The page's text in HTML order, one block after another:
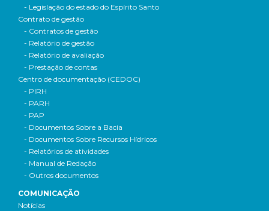
- Legislação do estado do Espírito Santo
Contrato de gestão
- Contratos de gestão
- Relatório de gestão
- Relatório de avaliação
- Prestação de contas
Centro de documentação (CEDOC)
- PIRH
- PARH
- PAP
- Documentos Sobre a Bacia
- Documentos Sobre Recursos Hídricos
- Relatórios de atividades
- Manual de Redação
- Outros documentos
COMUNICAÇÃO
Notícias